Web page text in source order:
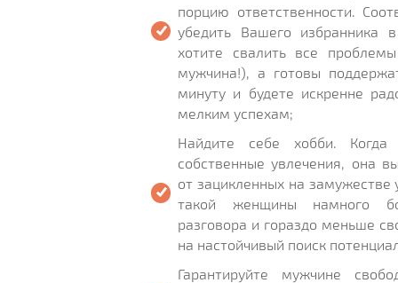
порцию ответственности.
убедить Вашего
хотите свалить все
мужчина!), а готовы
минуту и будете искренне
мелким успехам;
Найдите себе хобби.
собственные увлечения, она
от зацикленных на замужестве
такой женщины намного
разговора и гораздо меньше
на настойчивый поиск
Гарантируйте мужчине